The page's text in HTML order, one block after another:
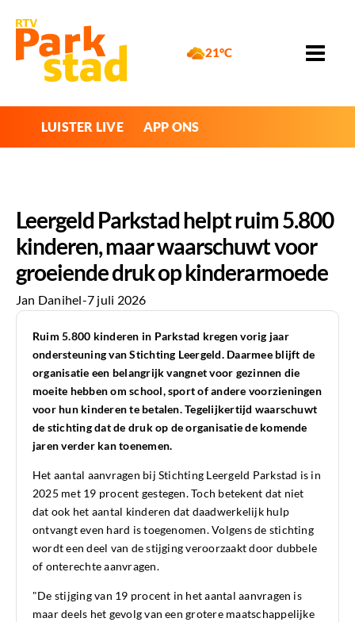
21°C
LUISTER LIVE APP ONS
Leergeld Parkstad helpt ruim 5.800
kinderen, maar waarschuwt voor
groeiende druk op kinderarmoede
Jan Danihel-7 juli 2026
Ruim 5.800 kinderen in Parkstad kregen vorig jaar
ondersteuning van Stichting Leergeld. Daarmee blijft de
organisatie een belangrijk vangnet voor gezinnen die
moeite hebben om school, sport of andere voorzieningen
voor hun kinderen te betalen. Tegelijkertijd waarschuwt
de stichting dat de druk op de organisatie de komende
jaren verder kan toenemen.
Het aantal aanvragen bij Stichting Leergeld Parkstad is in
2025 met 19 procent gestegen. Toch betekent dat niet
dat ook het aantal kinderen dat daadwerkelijk hulp
ontvangt even hard is toegenomen. Volgens de stichting
wordt een deel van de stijging veroorzaakt door dubbele
of onterechte aanvragen.
"De stijging van 19 procent in het aantal aanvragen is
maar deels het gevolg van een grotere maatschappelijke